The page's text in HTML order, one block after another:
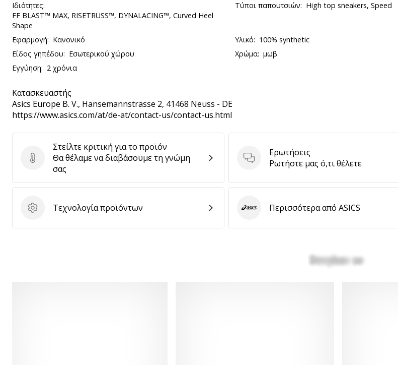
Ιδιότητες:
FF BLAST™ MAX, RISETRUSS™, DYNALACING™, Curved Heel
Shape
Τύποι παπουτσιών: High top sneakers, Speed
Εφαρμογή: Κανονικό Υλικό: 100% synthetic
Είδος γηπέδου: Εσωτερικού χώρου Χρώμα: μωβ
Εγγύηση: 2 χρόνια
Κατασκευαστής
Asics Europe B. V., Hansemannstrasse 2, 41468 Neuss - DE
https://www.asics.com/at/de-at/contact-us/contact-us.html
Στείλτε κριτική για το προϊόν
Στείλτε κριτική για το προϊόν
Θα θέλαμε να διαβάσουμε τη γνώμη
σας
Ερωτήσεις
Ερωτήσεις
Ρωτήστε μας ό,τι θέλετε
Τεχνολογία προϊόντων
Τεχνολογία προϊόντων ASICSΠερισσότερα από ASICS